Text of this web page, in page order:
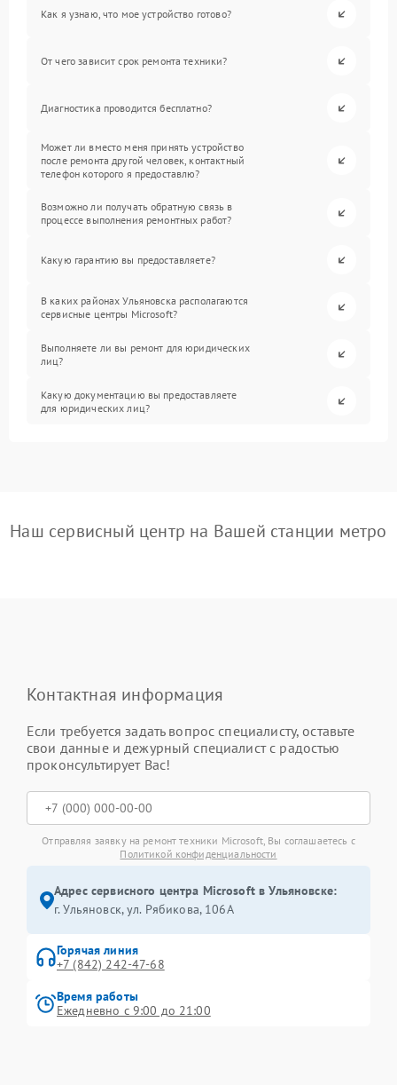
Как я узнаю, что мое устройство готово?
От чего зависит срок ремонта техники?
Диагностика проводится бесплатно?
Может ли вместо меня принять устройство
после ремонта другой человек, контактный
телефон которого я предоставлю?
Возможно ли получать обратную связь в
процессе выполнения ремонтных работ?
Какую гарантию вы предоставляете?
В каких районах Ульяновска располагаются
сервисные центры Microsoft?
Выполняете ли вы ремонт для юридических
лиц?
Какую документацию вы предоставляете
для юридических лиц?
Наш сервисный центр на Вашей станции метро
Контактная информация
Если требуется задать вопрос специалисту, оставьте
свои данные и дежурный специалист с радостью
проконсультирует Вас!
Отправляя заявку на ремонт техники Microsoft, Вы соглашаетесь с
Политикой конфиденциальности
Адрес сервисного центра Microsoft в Ульяновске:
г. Ульяновск, ул. Рябикова, 106А
Горячая линия
+7 (842) 242-47-68
Время работы
Ежедневно с 9:00 до 21:00